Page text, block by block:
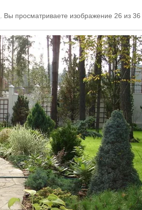
. Вы просматриваете изображение 26 из 36